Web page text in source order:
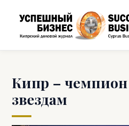
Кипр – чемпион
звездам